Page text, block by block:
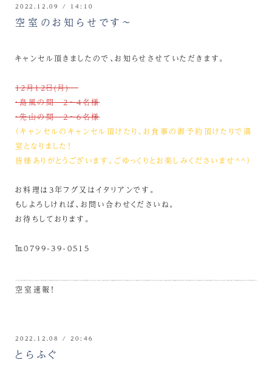
2022.12.09 / 14:10
空室のお知らせです～
キャンセル頂きましたので、お知らせさせていただきます。
12月12日(月)
・島風の間 2～4名様
・先山の間 2～6名様
（キャンセルのキャンセル頂けたり、お食事の御予約頂けたりで満
室となりました！
皆様ありがとうございます。ごゆっくりとお楽しみくださいませ^^）
お料理は3年フグ又はイタリアンです。
もしよろしければ、お問い合わせくださいね。
お待ちしております。
℡0799-39-0515
空室速報！
2022.12.08 / 20:46
とらふぐ